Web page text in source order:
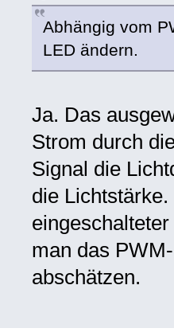
Abhängig vom
LED ändern.
Ja. Das
Strom durch
Signal die
die
man das
abschätzen.